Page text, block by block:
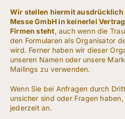
Wir stellen hiermit ausdrücklich
Messe GmbH in keinerlei
Firmen steht, auch wenn die
den Formularen als Organisator
wird. Ferner haben wir dieser
unseren Namen oder unsere
Mailings zu verwenden.
Wenn Sie bei Anfragen durch
unsicher sind oder Fragen
jederzeit an.